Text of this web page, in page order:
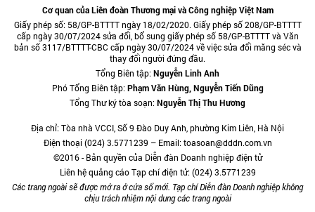
Cơ quan của Liên đoàn Thương mại và Công nghiệp Việt Nam
Giấy phép số: 58/GP-BTTTT ngày 18/02/2020. Giấy phép số 208/GP-BTTTT
cấp ngày 30/07/2024 sửa đổi, bổ sung giấy phép số 58/GP-BTTTT và Văn
bản số 3117/BTTTT-CBC cấp ngày 30/07/2024 về việc sửa đổi măng séc và
thay đổi người đứng đầu.
Tổng Biên tập:Nguyễn Linh Anh
Phó Tổng Biên tập:Phạm Văn Hùng, Nguyễn Tiến Dũng
Tổng Thư ký tòa soạn:Nguyễn Thị Thu Hương
Địa chỉ: Tòa nhà VCCI, Số 9 Đào Duy Anh, phường Kim Liên, Hà Nội
Điện thoại (024) 3.5771239 – Email: toasoan@dddn.com.vn
©2016 - Bản quyền của Diễn đàn Doanh nghiệp điện tử
Liên hệ quảng cáo Tạp chí điện tử: (024) 3.5771239
Các trang ngoài sẽ được mở ra ở cửa sổ mới. Tạp chí Diễn đàn Doanh nghiệp không
chịu trách nhiệm nội dung các trang ngoài